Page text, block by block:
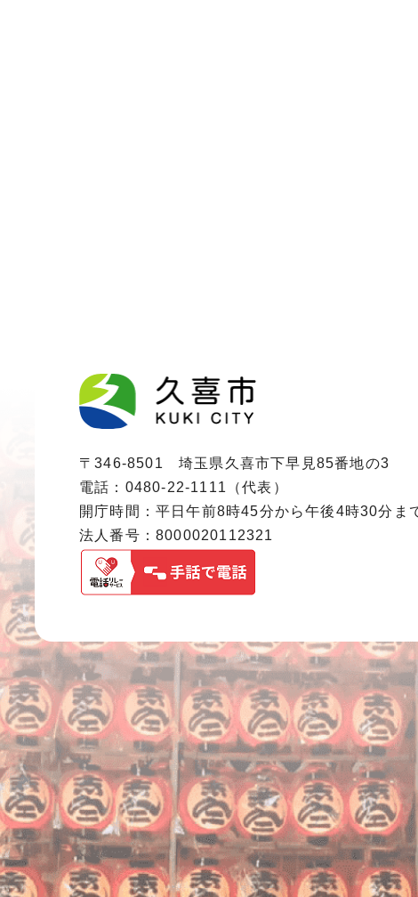
〒346-8501 埼玉県久喜市下早見85番地の3
電話：0480-22-1111（代表）
開庁時間：平日午前8時45分から午後4時30分ま
法人番号：8000020112321